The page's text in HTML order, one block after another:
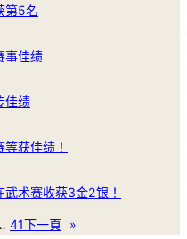
第5名
事佳绩
佳绩
获佳绩！
术赛收获3金2银！
41下一頁 »